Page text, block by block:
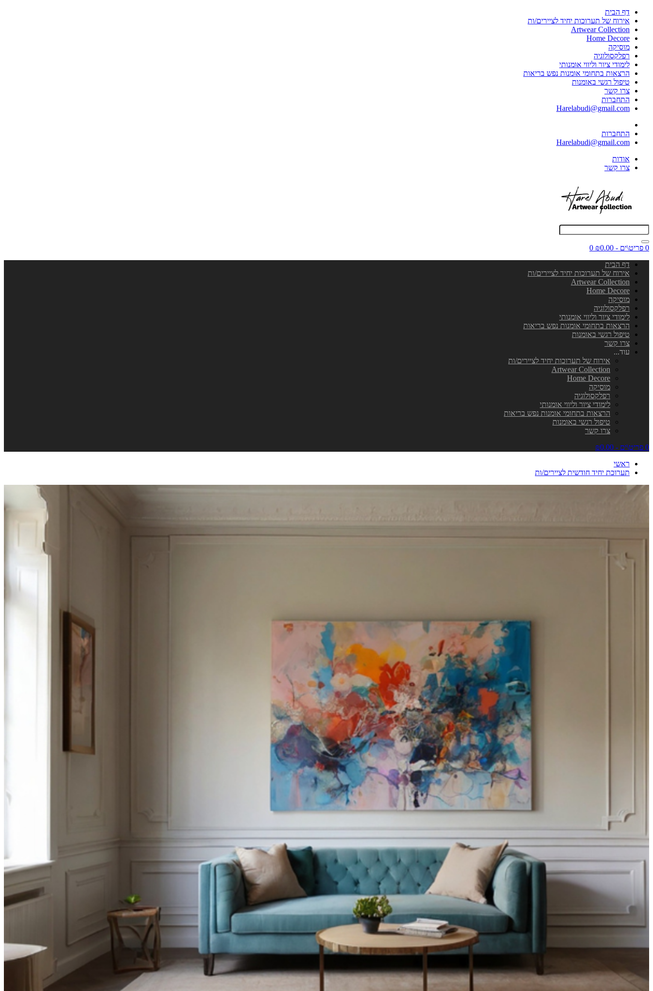
דף הבית
אירוח של תערוכות יחיד לציירים/ות
Artwear Collection
Home Decore
מוסיקה
רפלקסולוגיה
לימודי ציור וליווי אומנותי
הרצאות בתחומי אומנות נפש בריאות
טיפול רגשי באומנות
צרו קשר
התחברות
Harelabudi@gmail.com
התחברות
Harelabudi@gmail.com
אודות
צרו קשר
0 פריט\ים - ₪0.00
0
דף הבית
אירוח של תערוכות יחיד לציירים/ות
Artwear Collection
Home Decore
מוסיקה
רפלקסולוגיה
לימודי ציור וליווי אומנותי
הרצאות בתחומי אומנות נפש בריאות
טיפול רגשי באומנות
צרו קשר
עוד...
אירוח של תערוכות יחיד לציירים/ות
Artwear Collection
Home Decore
מוסיקה
רפלקסולוגיה
לימודי ציור וליווי אומנותי
הרצאות בתחומי אומנות נפש בריאות
טיפול רגשי באומנות
צרו קשר
0 פריט\ים - ₪0.00
ראשי
תערוכת יחיד חודשית לציירים/ות